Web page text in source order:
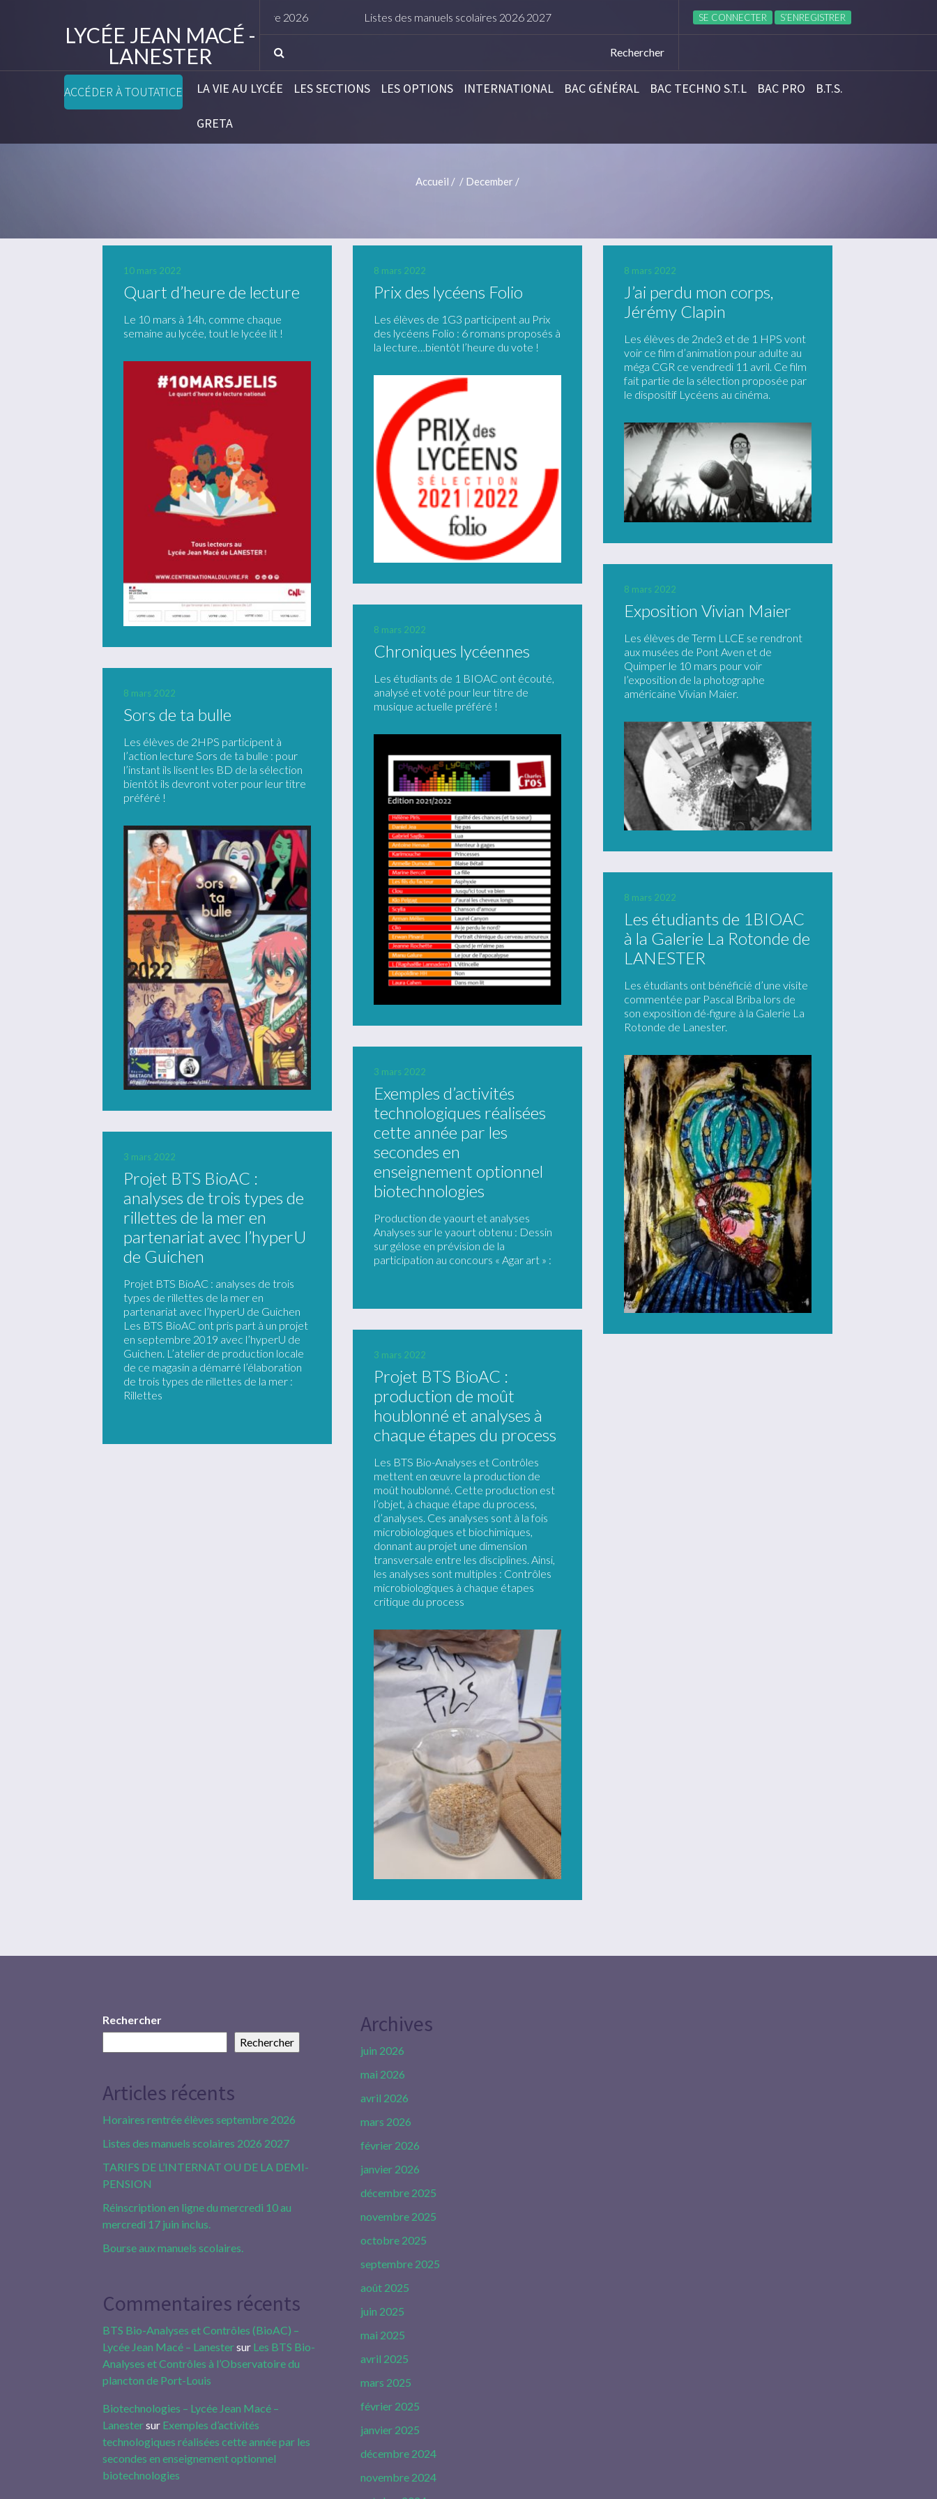
LYCÉE JEAN MACÉ -
LANESTER
Listes des manuels scolaires 2026 2027 TARIFS DE L’INTERNAT OU DE LA DEMI-PENSION
SE CONNECTER S’ENREGISTRER
ACCÉDER À TOUTATICE LA VIE AU LYCÉE LES SECTIONS LES OPTIONS INTERNATIONAL BAC GÉNÉRAL BAC TECHNO S.T.L BAC PRO B.T.S.
GRETA
Accueil / / December /
10 mars 2022
Quart d’heure de lecture
Le 10 mars à 14h, comme chaque
semaine au lycée, tout le lycée lit !
8 mars 2022
Prix des lycéens Folio
Les élèves de 1G3 participent au Prix
des lycéens Folio : 6 romans proposés à
la lecture…bientôt l’heure du vote !
8 mars 2022
J’ai perdu mon corps,
Jérémy Clapin
Les élèves de 2nde3 et de 1 HPS vont
voir ce film d’animation pour adulte au
méga CGR ce vendredi 11 avril. Ce film
fait partie de la sélection proposée par
le dispositif Lycéens au cinéma.
8 mars 2022
Exposition Vivian Maier
Les élèves de Term LLCE se rendront
aux musées de Pont Aven et de
Quimper le 10 mars pour voir
l’exposition de la photographe
américaine Vivian Maier.
8 mars 2022
Chroniques lycéennes
Les étudiants de 1 BIOAC ont écouté,
analysé et voté pour leur titre de
musique actuelle préféré !
8 mars 2022
Sors de ta bulle
Les élèves de 2HPS participent à
l’action lecture Sors de ta bulle : pour
l’instant ils lisent les BD de la sélection
bientôt ils devront voter pour leur titre
préféré !
8 mars 2022
Les étudiants de 1BIOAC
à la Galerie La Rotonde de
LANESTER
Les étudiants ont bénéficié d’une visite
commentée par Pascal Briba lors de
son exposition dé-figure à la Galerie La
Rotonde de Lanester.
3 mars 2022
Exemples d’activités
technologiques réalisées
cette année par les
secondes en
enseignement optionnel
biotechnologies
Production de yaourt et analyses
Analyses sur le yaourt obtenu : Dessin
sur gélose en prévision de la
participation au concours « Agar art » :
3 mars 2022
Projet BTS BioAC :
analyses de trois types de
rillettes de la mer en
partenariat avec l’hyperU
de Guichen
Projet BTS BioAC : analyses de trois
types de rillettes de la mer en
partenariat avec l’hyperU de Guichen
Les BTS BioAC ont pris part à un projet
en septembre 2019 avec l’hyperU de
Guichen. L’atelier de production locale
de ce magasin a démarré l’élaboration
de trois types de rillettes de la mer :
Rillettes
3 mars 2022
Projet BTS BioAC :
production de moût
houblonné et analyses à
chaque étapes du process
Les BTS Bio-Analyses et Contrôles
mettent en œuvre la production de
moût houblonné. Cette production est
l’objet, à chaque étape du process,
d’analyses. Ces analyses sont à la fois
microbiologiques et biochimiques,
donnant au projet une dimension
transversale entre les disciplines. Ainsi,
les analyses sont multiples : Contrôles
microbiologiques à chaque étapes
critique du process
Rechercher
Rechercher
Articles récents
Horaires rentrée élèves septembre 2026
Listes des manuels scolaires 2026 2027
TARIFS DE L’INTERNAT OU DE LA DEMI-
PENSION
Réinscription en ligne du mercredi 10 au
mercredi 17 juin inclus.
Bourse aux manuels scolaires.
Commentaires récents
BTS Bio-Analyses et Contrôles (BioAC) –
Lycée Jean Macé – Lanestersur Les BTS Bio-
Analyses et Contrôles à l’Observatoire du
plancton de Port-Louis
Biotechnologies – Lycée Jean Macé –
Lanestersur Exemples d’activités
technologiques réalisées cette année par les
secondes en enseignement optionnel
biotechnologies
Archives
juin 2026
mai 2026
avril 2026
mars 2026
février 2026
janvier 2026
décembre 2025
novembre 2025
octobre 2025
septembre 2025
août 2025
juin 2025
mai 2025
avril 2025
mars 2025
février 2025
janvier 2025
décembre 2024
novembre 2024